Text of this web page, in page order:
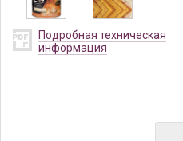
Подробная техническая
информация